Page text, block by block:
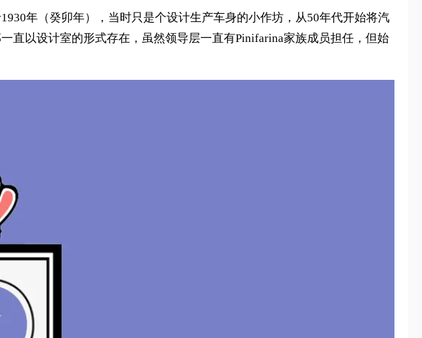
年（癸卯年），当时只是个设计生产车身的小作坊，从50年代开始将汽
直以设计室的形式存在，虽然领导层一直有Pinifarina家族成员担任，但始